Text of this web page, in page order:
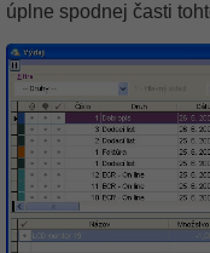
úplne spodnej časti